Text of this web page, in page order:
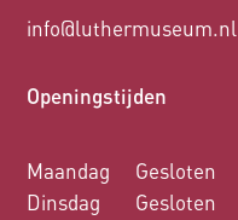
info@luthermuseum.nl
Openingstijden
Maandag
Dinsdag
Gesloten
Gesloten